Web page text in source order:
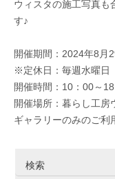
ウィスタの施工写真も
す♪
開催期間：2024年8月
※定休日：毎週水曜日
開催時間：10：00～
開催場所：暮らし工房
ギャラリーのみのご利
検索